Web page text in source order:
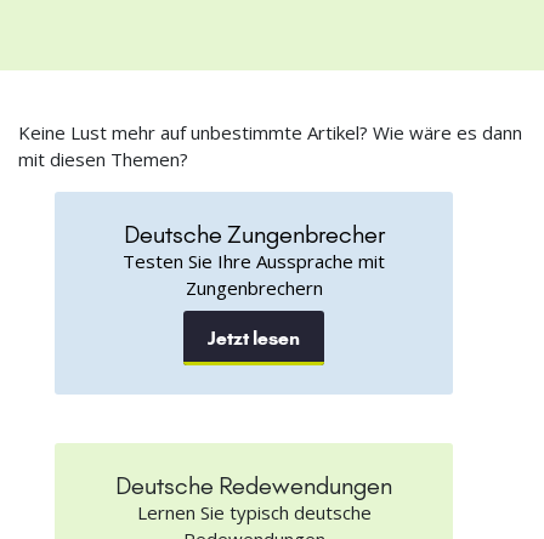
Keine Lust mehr auf unbestimmte Artikel? Wie wäre es dann
mit diesen Themen?
Deutsche Zungenbrecher
Testen Sie Ihre Aussprache mit
Zungenbrechern
Jetzt lesen
Deutsche Redewendungen
Lernen Sie typisch deutsche